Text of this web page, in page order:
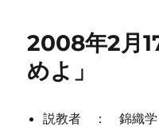
2008年2月
めよ」
説教者 ： 錦織